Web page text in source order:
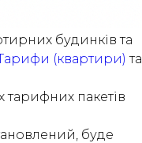
будинків та
(квартири) та
тарифних пакетів
буде